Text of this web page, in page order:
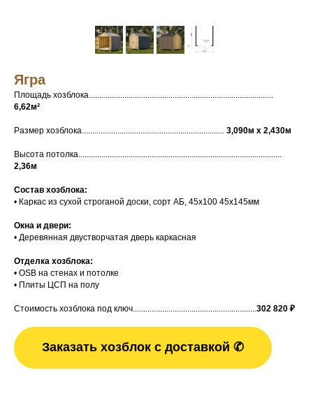
Ягра
Площадь хозблока........................................................................................
6,62м²
Размер хозблока.................................................................... 3,090м х 2,430м
Высота потолка.................................................................................................
2,36м
Состав хозблока:
• Каркас из сухой строганой доски, сорт АБ, 45х100 45х145мм
Окна и двери:
• Деревянная двустворчатая дверь каркасная
Отделка хозблока:
• OSB на стенах и потолке
• Плиты ЦСП на полу
Стоимость хозблока под ключ........................................................... 302 820 ₽
Заказать хозблок с доставкой ✆